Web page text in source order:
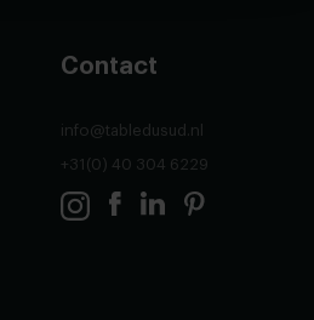
Contact
info@tabledusud.nl
+31(0) 40 304 6229